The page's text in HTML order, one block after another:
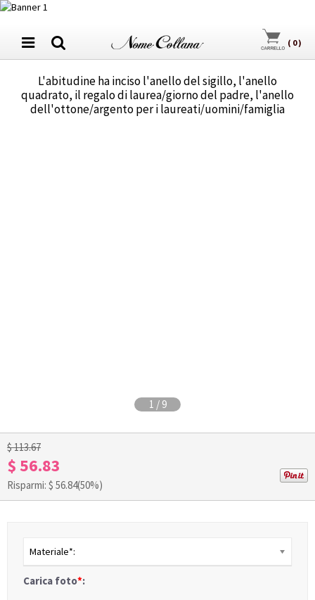
( 0)
L'abitudine ha inciso l'anello del sigillo, l'anello
quadrato, il regalo di laurea/giorno del padre, l'anello
dell'ottone/argento per i laureati/uomini/famiglia
1 / 9
$ 113.67
$ 56.83
Risparmi: $ 56.84(50%)
Materiale*:
Carica foto*: